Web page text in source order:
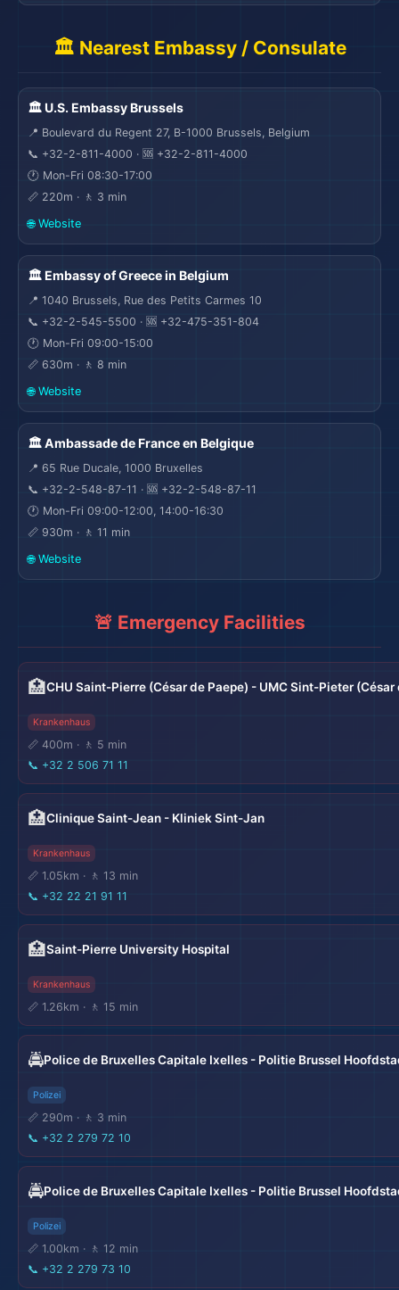
🏨
🌍
🏛️ Nearest Embassy / Consulate
🏛️ U.S. Embassy Brussels
📍 Boulevard du Regent 27, B-1000 Brussels, Belgium
📞 +32-2-811-4000 · 🆘 +32-2-811-4000
🕐 Mon-Fri 08:30-17:00
📏 220m · 🚶 3 min
🌐 Website
🏛️ Embassy of Greece in Belgium
📍 1040 Brussels, Rue des Petits Carmes 10
📞 +32-2-545-5500 · 🆘 +32-475-351-804
🕐 Mon-Fri 09:00-15:00
📏 630m · 🚶 8 min
🌐 Website
🏛️ Ambassade de France en Belgique
📍 65 Rue Ducale, 1000 Bruxelles
📞 +32-2-548-87-11 · 🆘 +32-2-548-87-11
🕐 Mon-Fri 09:00-12:00, 14:00-16:30
📏 930m · 🚶 11 min
🌐 Website
🚨 Emergency Facilities
🏥CHU Saint-Pierre (César de Paepe) - UMC Sint-Pieter (César
Krankenhaus
📏 400m · 🚶 5 min
📞 +32 2 506 71 11
🏥Clinique Saint-Jean - Kliniek Sint-Jan
Krankenhaus
📏 1.05km · 🚶 13 min
📞 +32 22 21 91 11
🏥Saint-Pierre University Hospital
Krankenhaus
📏 1.26km · 🚶 15 min
🚔Police de Bruxelles Capitale Ixelles - Politie Brussel
Polizei
📏 290m · 🚶 3 min
📞 +32 2 279 72 10
🚔Police de Bruxelles Capitale Ixelles - Politie Brussel
Polizei
📏 1.00km · 🚶 12 min
📞 +32 2 279 73 10